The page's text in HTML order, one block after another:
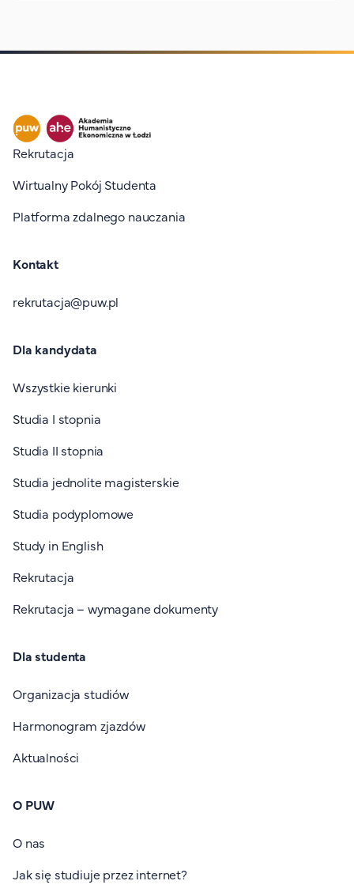
Stopka I
Rekrutacja
Wirtualny Pokój Studenta
Platforma zdalnego nauczania
Kontakt
rekrutacja@puw.pl
Dla kandydata
Wszystkie kierunki
Studia I stopnia
Studia II stopnia
Studia jednolite magisterskie
Studia podyplomowe
Study in English
Rekrutacja
Rekrutacja – wymagane dokumenty
Dla studenta
Organizacja studiów
Harmonogram zjazdów
Aktualności
O PUW
O nas
Jak się studiuje przez internet?